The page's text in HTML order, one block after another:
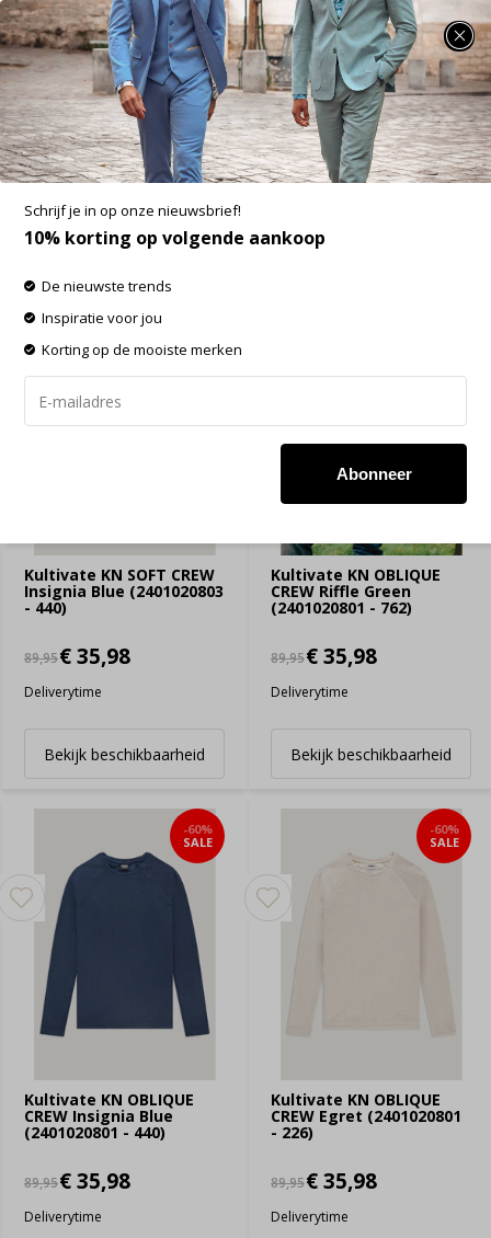
SUMMER SALE: 25% t/m 50% korting op heel veel zomerse items!
Producten getagd met Kultivate
-60% op de gehele OUTLET!
Filters Sorteren op:
Kultivate KN SOFT CREW
Insignia Blue (2401020803
- 440)
89,95€ 35,98
Deliverytime
Bekijk beschikbaarheid
Kultivate KN OBLIQUE
CREW Riffle Green
(2401020801 - 762)
89,95€ 35,98
Deliverytime
Bekijk beschikbaarheid
Kultivate KN OBLIQUE
CREW Insignia Blue
(2401020801 - 440)
-60%
SALE
89,95€ 35,98
Deliverytime
Kultivate KN OBLIQUE
CREW Egret (2401020801
- 226)
-60%
SALE
89,95€ 35,98
Deliverytime
Schrijf je in op onze nieuwsbrief!
10% korting op volgende aankoop
De nieuwste trends
Inspiratie voor jou
Korting op de mooiste merken
Abonneer